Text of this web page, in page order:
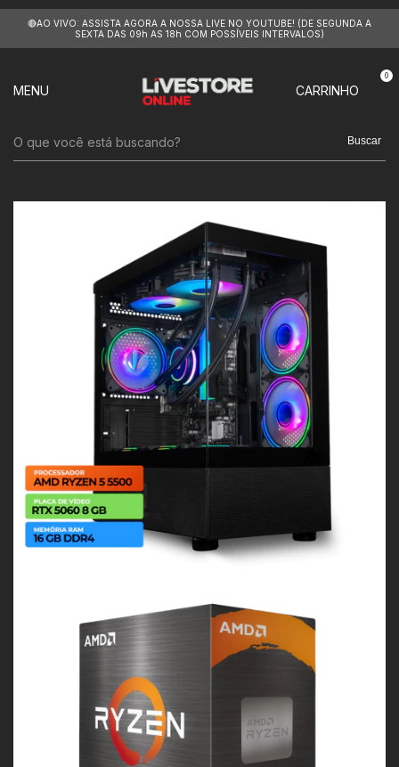
🔴AO VIVO: ASSISTA AGORA A NOSSA LIVE NO YOUTUBE! (DE SEGUNDA A
SEXTA DAS 09h AS 18h COM POSSÍVEIS INTERVALOS)
MENU CARRINHO
0
Buscar